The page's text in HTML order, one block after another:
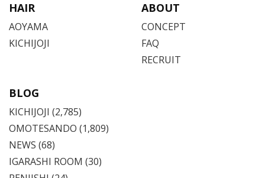
HAIR
AOYAMA
KICHIJOJI
ABOUT
CONCEPT
FAQ
RECRUIT
BLOG
KICHIJOJI (2,785)
OMOTESANDO (1,809)
NEWS (68)
IGARASHI ROOM (30)